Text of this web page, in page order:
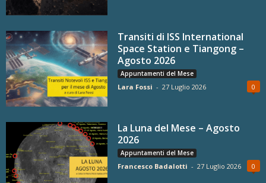
Transiti di ISS International
Space Station e Tiangong –
Agosto 2026
Appuntamenti del Mese
Lara Fossi - 27 Luglio 2026 0
La Luna del Mese – Agosto
2026
Appuntamenti del Mese
Francesco Badalotti - 27 Luglio 2026 0